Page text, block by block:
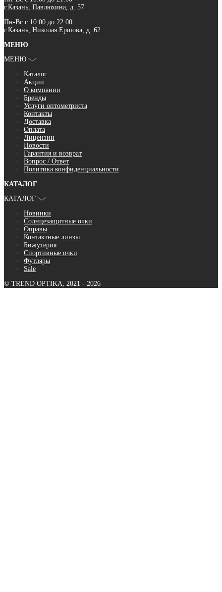
г.Казань, Павлюхина, д. 57
Пн-Вс с 10:00 до 22:00
г.Казань, Николая Ершова, д. 62
МЕНЮ
МЕНЮ
Каталог
Акции
О компании
Бренды
Услуги оптометриста
Контакты
Доставка
Оплата
Лицензии
Новости
Гарантия и возврат
Вопрос / Ответ
Политика конфиденциальности
КАТАЛОГ
КАТАЛОГ
Новинки
Солнцезащитные очки
Оправы
Контактные линзы
Бижутерия
Спортивные очки
Футляры
Sale
© TREND OPTIKA, 2021 - 2026